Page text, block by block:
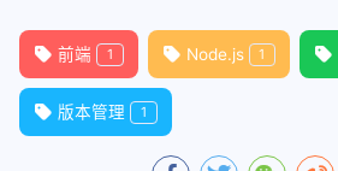
前端 1 Node.js 1
版本管理 1